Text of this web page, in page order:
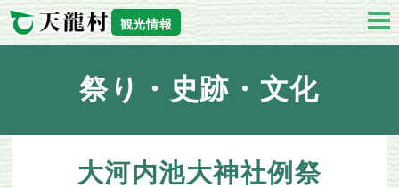
観光情報
祭り・史跡・文化
大河内池大神社例祭